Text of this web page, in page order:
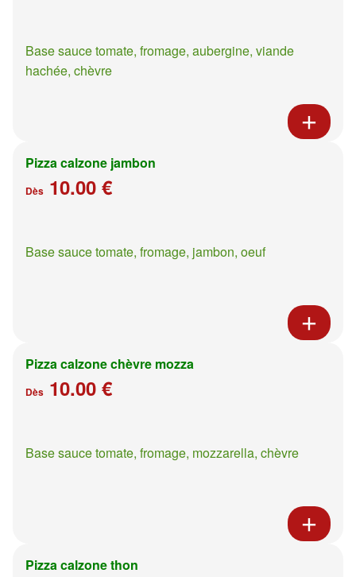
Base sauce tomate, fromage, aubergine, viande
hachée, chèvre
Pizza calzone jambon
Dès 10.00 €
Base sauce tomate, fromage, jambon, oeuf
Pizza calzone chèvre mozza
Dès 10.00 €
Base sauce tomate, fromage, mozzarella, chèvre
Pizza calzone thon